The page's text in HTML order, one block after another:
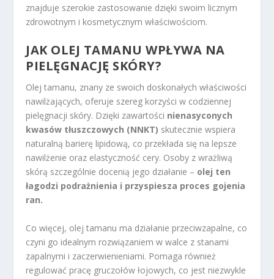
znajduje szerokie zastosowanie dzięki swoim licznym
zdrowotnym i kosmetycznym właściwościom.
JAK OLEJ TAMANU WPŁYWA NA
PIELĘGNACJĘ SKÓRY?
Olej tamanu, znany ze swoich doskonałych właściwości
nawilżających, oferuje szereg korzyści w codziennej
pielęgnacji skóry. Dzięki zawartości nienasyconych
kwasów tłuszczowych (NNKT) skutecznie wspiera
naturalną barierę lipidową, co przekłada się na lepsze
nawilżenie oraz elastyczność cery. Osoby z wrażliwą
skórą szczególnie docenią jego działanie – olej ten
łagodzi podrażnienia i przyspiesza proces gojenia
ran.
Co więcej, olej tamanu ma działanie przeciwzapalne, co
czyni go idealnym rozwiązaniem w walce z stanami
zapalnymi i zaczerwienieniami. Pomaga również
regulować pracę gruczołów łojowych, co jest niezwykle